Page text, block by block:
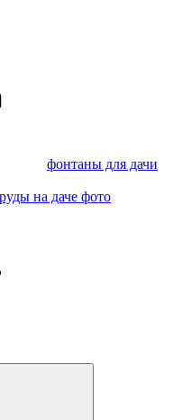
фонтаны для дачи
на даче фото